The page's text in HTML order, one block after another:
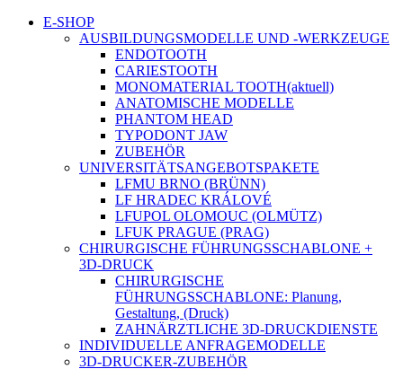
E-SHOP
AUSBILDUNGSMODELLE UND -WERKZEUGE
ENDOTOOTH
CARIESTOOTH
MONOMATERIAL TOOTH(aktuell)
ANATOMISCHE MODELLE
PHANTOM HEAD
TYPODONT JAW
ZUBEHÖR
UNIVERSITÄTSANGEBOTSPAKETE
LFMU BRNO (BRÜNN)
LF HRADEC KRÁLOVÉ
LFUPOL OLOMOUC (OLMÜTZ)
LFUK PRAGUE (PRAG)
CHIRURGISCHE FÜHRUNGSSCHABLONE +
3D-DRUCK
CHIRURGISCHE
FÜHRUNGSSCHABLONE: Planung,
Gestaltung, (Druck)
ZAHNÄRZTLICHE 3D-DRUCKDIENSTE
INDIVIDUELLE ANFRAGEMODELLE
3D-DRUCKER-ZUBEHÖR